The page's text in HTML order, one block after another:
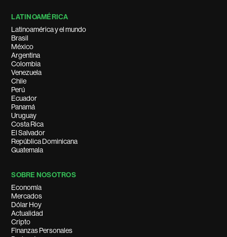
LATINOAMÉRICA
Latinoamérica y el mundo
Brasil
México
Argentina
Colombia
Venezuela
Chile
Perú
Ecuador
Panamá
Uruguay
Costa Rica
El Salvador
República Dominicana
Guatemala
SOBRE NOSOTROS
Economía
Mercados
Dólar Hoy
Actualidad
Cripto
Finanzas Personales